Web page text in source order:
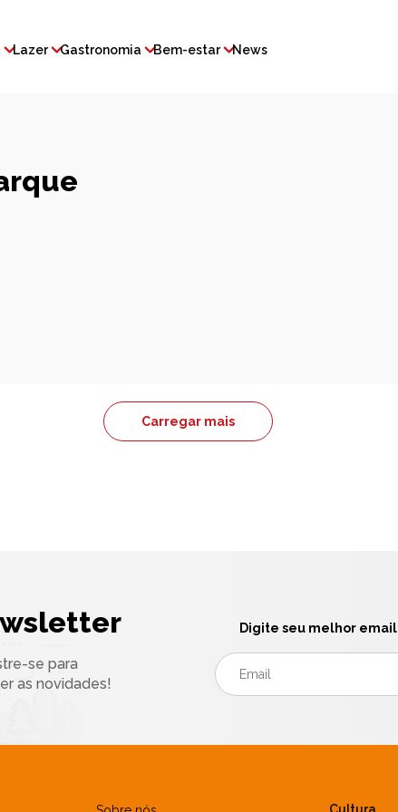
Lazer Gastronomia Bem-estar News
Carregar mais
se para
as novidades!
Digite seu melhor email